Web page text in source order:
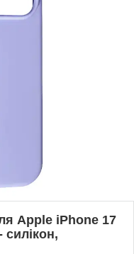
Apple iPhone 17
силікон,